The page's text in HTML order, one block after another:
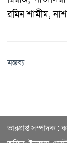
রমিন শামীম,
মন্তব্য
ভারপ্রাপ্ত সম্পাদক :